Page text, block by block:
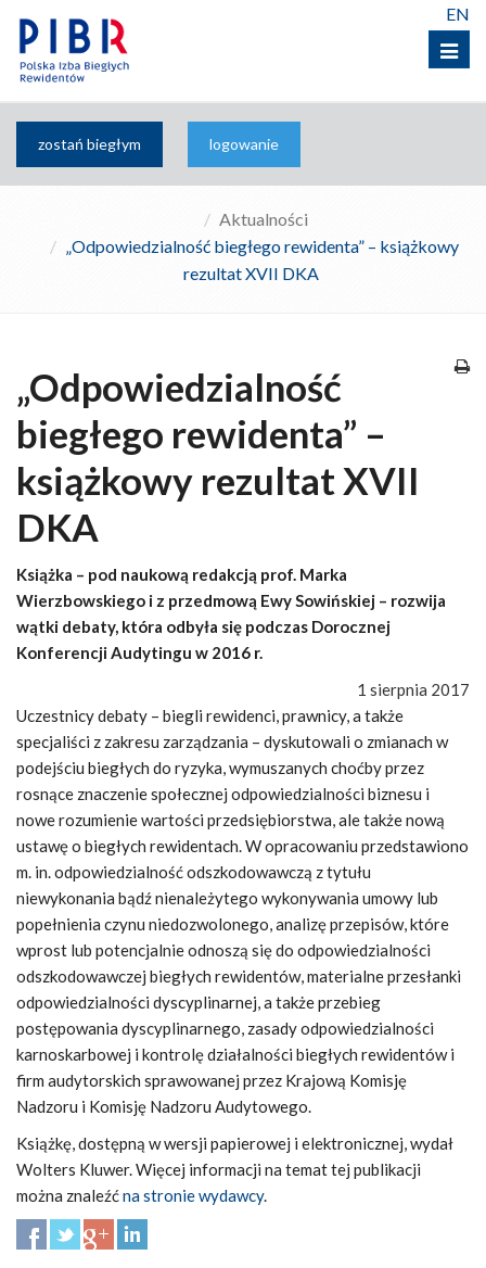
Menu
EN
zostań biegłym logowanie
Aktualności
„Odpowiedzialność biegłego rewidenta” – książkowy
rezultat XVII DKA
„Odpowiedzialność
biegłego rewidenta” –
książkowy rezultat XVII
DKA
Książka – pod naukową redakcją prof. Marka
Wierzbowskiego i z przedmową Ewy Sowińskiej – rozwija
wątki debaty, która odbyła się podczas Dorocznej
Konferencji Audytingu w 2016 r.
1 sierpnia 2017
Uczestnicy debaty – biegli rewidenci, prawnicy, a także
specjaliści z zakresu zarządzania – dyskutowali o zmianach w
podejściu biegłych do ryzyka, wymuszanych choćby przez
rosnące znaczenie społecznej odpowiedzialności biznesu i
nowe rozumienie wartości przedsiębiorstwa, ale także nową
ustawę o biegłych rewidentach. W opracowaniu przedstawiono
m. in. odpowiedzialność odszkodowawczą z tytułu
niewykonania bądź nienależytego wykonywania umowy lub
popełnienia czynu niedozwolonego, analizę przepisów, które
wprost lub potencjalnie odnoszą się do odpowiedzialności
odszkodowawczej biegłych rewidentów, materialne przesłanki
odpowiedzialności dyscyplinarnej, a także przebieg
postępowania dyscyplinarnego, zasady odpowiedzialności
karnoskarbowej i kontrolę działalności biegłych rewidentów i
firm audytorskich sprawowanej przez Krajową Komisję
Nadzoru i Komisję Nadzoru Audytowego.
Książkę, dostępną w wersji papierowej i elektronicznej, wydał
Wolters Kluwer. Więcej informacji na temat tej publikacji
można znaleźćna stronie wydawcy.